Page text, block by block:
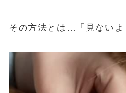
その方法とは…「見ないよ